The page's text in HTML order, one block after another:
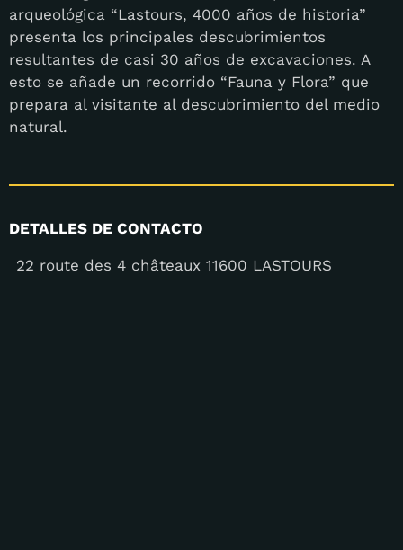
arqueológica “Lastours, 4000 años de historia”
presenta los principales descubrimientos
resultantes de casi 30 años de excavaciones. A
esto se añade un recorrido “Fauna y Flora” que
prepara al visitante al descubrimiento del medio
natural.
DETALLES DE CONTACTO
22 route des 4 châteaux 11600 LASTOURS